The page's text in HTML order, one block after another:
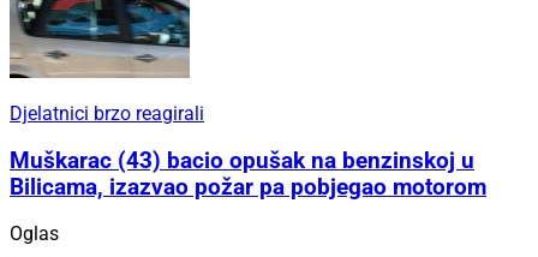
Djelatnici brzo reagirali
Muškarac (43) bacio opušak na benzinskoj u
Bilicama, izazvao požar pa pobjegao motorom
Oglas